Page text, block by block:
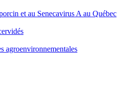
et au Senecavirus A au Québec
agroenvironnementales